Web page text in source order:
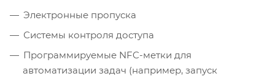
Электронные пропуска
Системы контроля доступа
Программируемые NFC-метки для
автоматизации задач (например, запуск